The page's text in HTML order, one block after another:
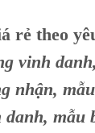
rẻ theo
vinh
nhận,
mẫu